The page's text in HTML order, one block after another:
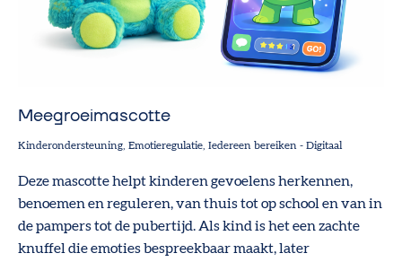
Meegroeimascotte
Kinderondersteuning Emotieregulatie Iedereen bereiken - Digitaal
Deze mascotte helpt kinderen gevoelens herkennen,
benoemen en reguleren, van thuis tot op school en van in
de pampers tot de pubertijd. Als kind is het een zachte
knuffel die emoties bespreekbaar maakt, later